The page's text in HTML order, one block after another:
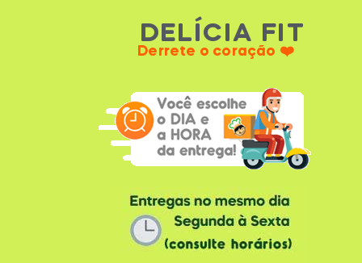
DELÍCIA FIT
Derrete o coração ❤️